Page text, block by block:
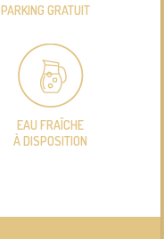
PARKING GRATUIT
EAU FRAÎCHE
À DISPOSITION